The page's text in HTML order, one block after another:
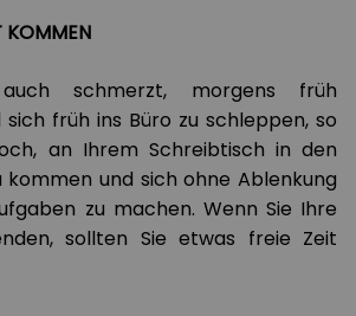
KOMMEN
schmerzt, morgens früh
früh ins Büro zu schleppen, so
an Ihrem Schreibtisch in den
kommen und sich ohne Ablenkung
zu machen. Wenn Sie Ihre
sollten Sie etwas freie Zeit